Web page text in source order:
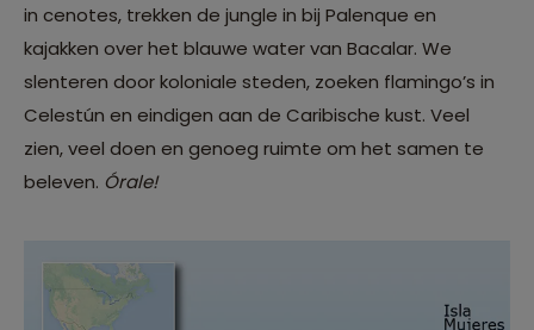
in cenotes, trekken de jungle in bij Palenque en
kajakken over het blauwe water van Bacalar. We
slenteren door koloniale steden, zoeken flamingo’s in
Celestún en eindigen aan de Caribische kust. Veel
zien, veel doen en genoeg ruimte om het samen te
beleven. Órale!